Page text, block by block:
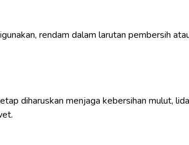
rendam dalam larutan pembersih
diharuskan menjaga kebersihan mulut,